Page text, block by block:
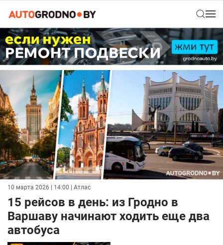
10 марта 2026 | 14:00 | Атлас
15 рейсов в день: из Гродно в
Варшаву начинают ходить еще два
автобуса